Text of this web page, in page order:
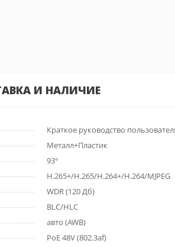
И НАЛИЧИЕ
Краткое руководство
Металл+Пластик
93°
H.265+/H.265/H.264+/H.264/MJPEG
WDR (120 Дб)
BLC/HLC
авто (AWB)
PoE 48V (802.3af)